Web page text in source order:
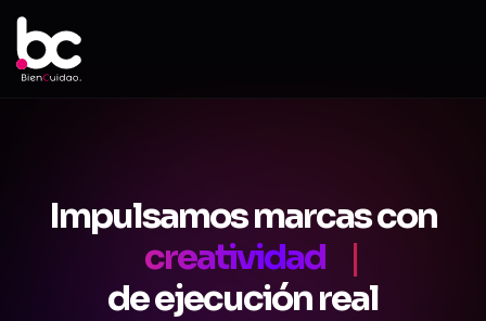
Ir al contenido
Impulsamos marcas con
creatividad
|
de ejecución real